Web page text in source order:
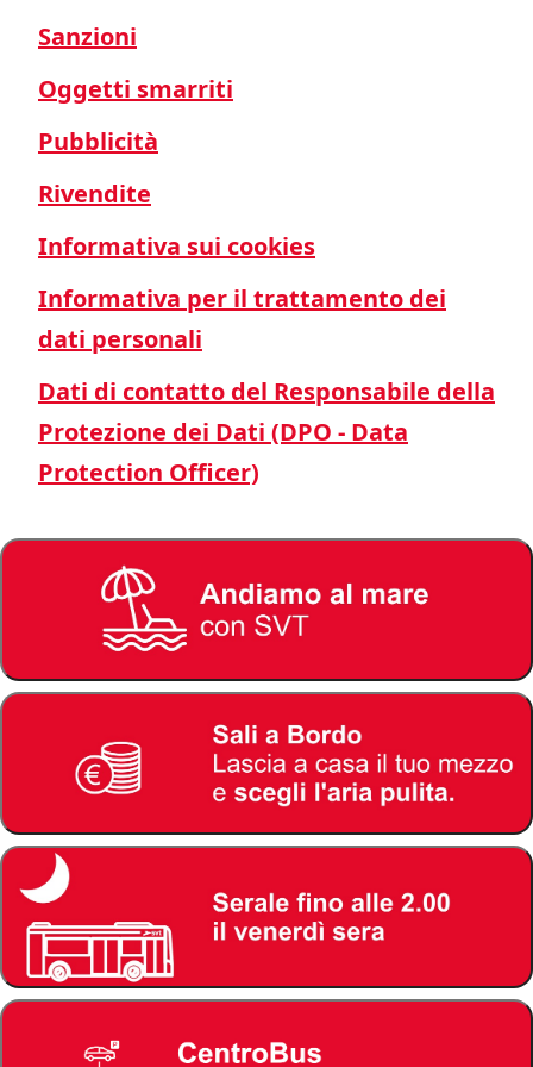
Sanzioni
Oggetti smarriti
Pubblicità
Rivendite
Informativa sui cookies
Informativa per il trattamento dei
dati personali
Dati di contatto del Responsabile della
Protezione dei Dati (DPO - Data
Protection Officer)